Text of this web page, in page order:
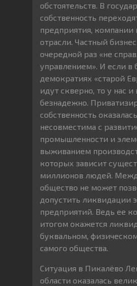
обстоятельств. В
собственность
предприятия, компании
отрасли. Частный
очередной раз «не
управлением». И если в
демократиях «старой
идут скверно, то у нас и
безнадежно.
собственность
несовместима с
промышленности и
выживанием
которых зависит
миллионов людей.
общество не может
допустить ликвидации
предприятий. Ведь ее
итогом окажется
буквальном,
самого общества.
Ситуация в Пикалёво
области оказалась